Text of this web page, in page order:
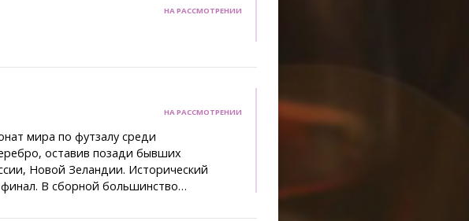
НА РАССМОТРЕНИИ
НА РАССМОТРЕНИИ
мира по футзалу среди
оставив позади бывших
Новой Зеландии. Исторический
финал. В сборной большинство…